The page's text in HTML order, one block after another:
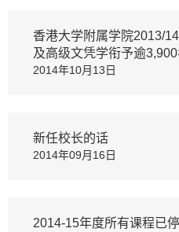
香港大学附属学院2013/
及高级文凭学衔予逾
2014年10月13日
新任校长的话
2014年09月16日
2014-15年度所有课程已